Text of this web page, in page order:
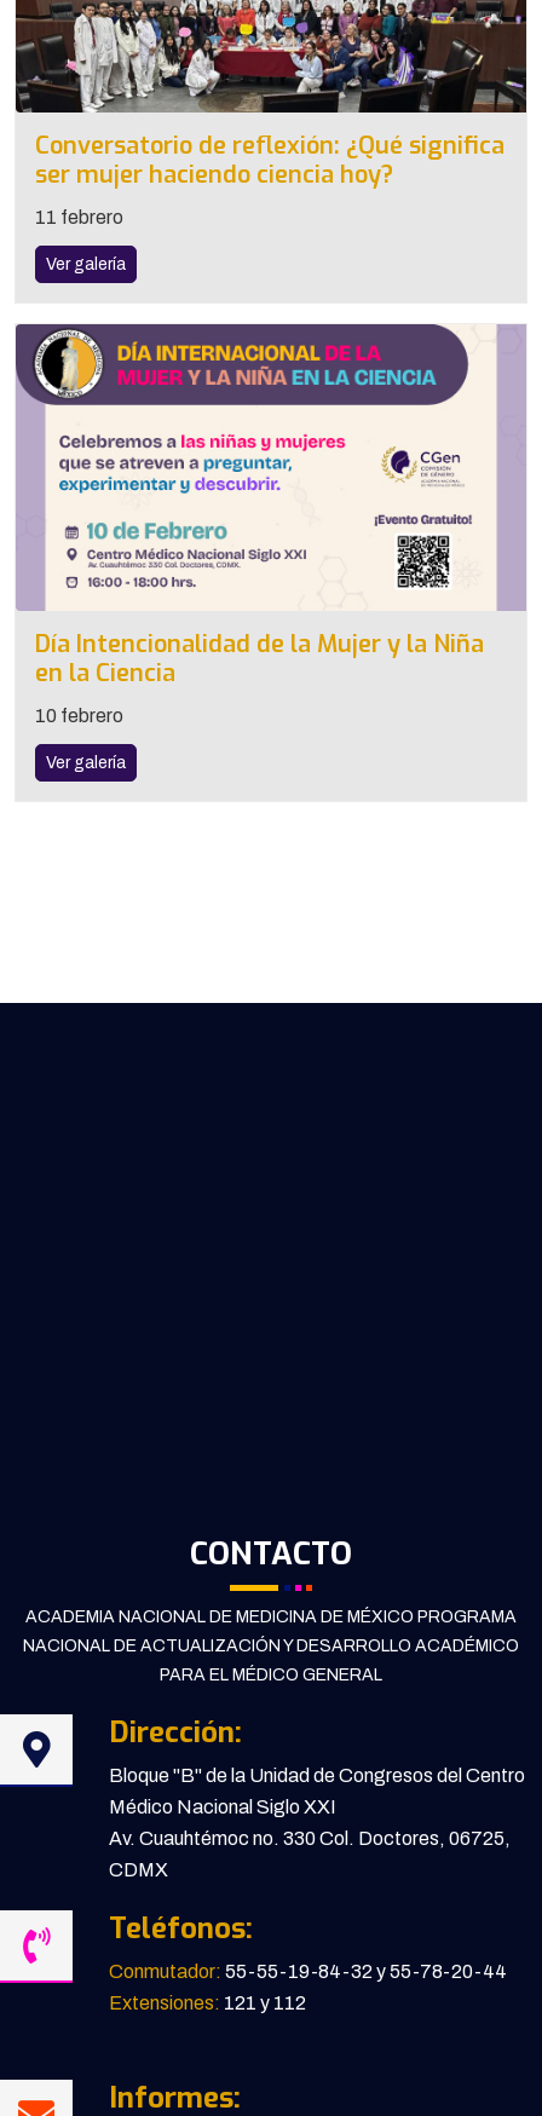
Conversatorio de reflexión: ¿Qué significa
ser mujer haciendo ciencia hoy?
11 febrero
Ver galería
Día Intencionalidad de la Mujer y la Niña
en la Ciencia
10 febrero
Ver galería
CONTACTO
ACADEMIA NACIONAL DE MEDICINA DE MÉXICO PROGRAMA
NACIONAL DE ACTUALIZACIÓN Y DESARROLLO ACADÉMICO
PARA EL MÉDICO GENERAL
Dirección:
Bloque "B" de la Unidad de Congresos del Centro
Médico Nacional Siglo XXI
Av. Cuauhtémoc no. 330 Col. Doctores, 06725,
CDMX
Teléfonos:
Conmutador: 55-55-19-84-32 y 55-78-20-44
Extensiones: 121 y 112
Informes: